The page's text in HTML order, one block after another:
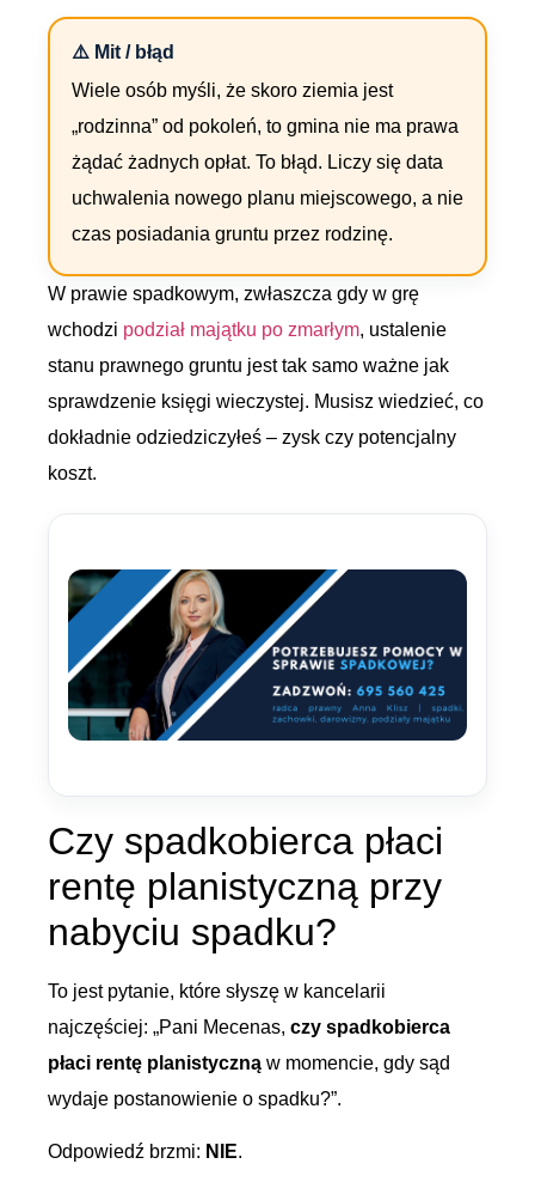
⚠️ Mit / błąd
Wiele osób myśli, że skoro ziemia jest
„rodzinna” od pokoleń, to gmina nie ma prawa
żądać żadnych opłat. To błąd. Liczy się data
uchwalenia nowego planu miejscowego, a nie
czas posiadania gruntu przez rodzinę.
W prawie spadkowym, zwłaszcza gdy w grę
wchodzi podział majątku po zmarłym, ustalenie
stanu prawnego gruntu jest tak samo ważne jak
sprawdzenie księgi wieczystej. Musisz wiedzieć, co
dokładnie odziedziczyłeś – zysk czy potencjalny
koszt.
Czy spadkobierca płaci
rentę planistyczną przy
nabyciu spadku?
To jest pytanie, które słyszę w kancelarii
najczęściej: „Pani Mecenas, czy spadkobierca
płaci rentę planistyczną w momencie, gdy sąd
wydaje postanowienie o spadku?”.
Odpowiedź brzmi: NIE.